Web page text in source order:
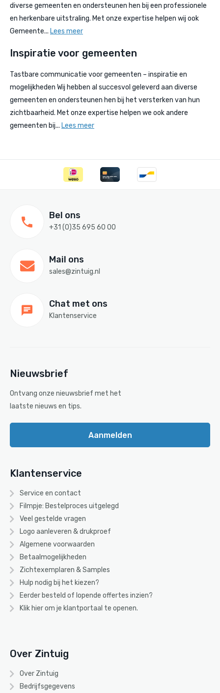
diverse gemeenten en ondersteunen hen bij een professionele
en herkenbare uitstraling. Met onze expertise helpen wij ook
Gemeente... Lees meer
Inspiratie voor gemeenten
Tastbare communicatie voor gemeenten – inspiratie en
mogelijkheden Wij hebben al succesvol geleverd aan diverse
gemeenten en ondersteunen hen bij het versterken van hun
zichtbaarheid. Met onze expertise helpen we ook andere
gemeenten bij... Lees meer
Bel ons
+31 (0)35 695 60 00
Mail ons
sales@zintuig.nl
Chat met ons
Klantenservice
Nieuwsbrief
Ontvang onze nieuwsbrief met het
laatste nieuws en tips.
Aanmelden
Klantenservice
Service en contact
Filmpje: Bestelproces uitgelegd
Veel gestelde vragen
Logo aanleveren & drukproef
Algemene voorwaarden
Betaalmogelijkheden
Zichtexemplaren & Samples
Hulp nodig bij het kiezen?
Eerder besteld of lopende offertes inzien?
Klik hier om je klantportaal te openen.
Over Zintuig
Over Zintuig
Bedrijfsgegevens